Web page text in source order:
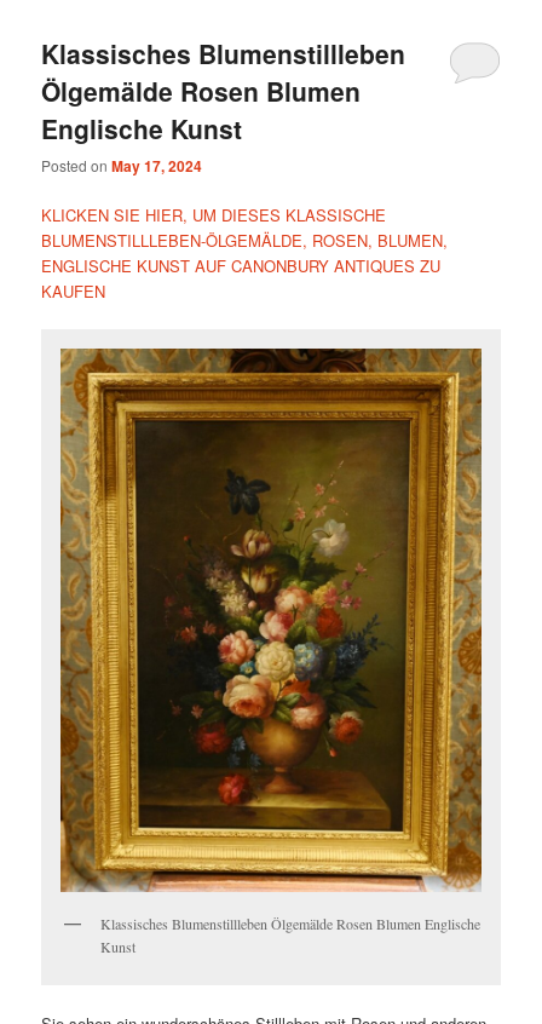
Klassisches Blumenstillleben
Ölgemälde Rosen Blumen
Englische Kunst
Posted onMay 17, 2024
KLICKEN SIE HIER, UM DIESES KLASSISCHE
BLUMENSTILLLEBEN-ÖLGEMÄLDE, ROSEN, BLUMEN,
ENGLISCHE KUNST AUF CANONBURY ANTIQUES ZU
KAUFEN
Klassisches Blumenstillleben Ölgemälde Rosen Blumen Englische
Kunst